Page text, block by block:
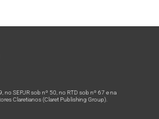
SEPJR sob nº 50, no RTD sob nº 67 e na
Claretianos (Claret Publishing Group).